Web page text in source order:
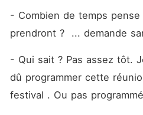
- Combien de temps
prendront ?  ... demande
- Qui sait ? Pas assez tôt.
dû programmer cette
festival . Ou pas